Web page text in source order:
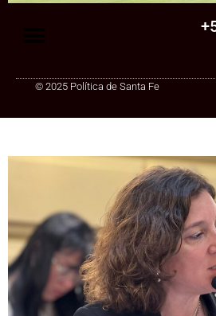
© 2025 Política de Santa Fe